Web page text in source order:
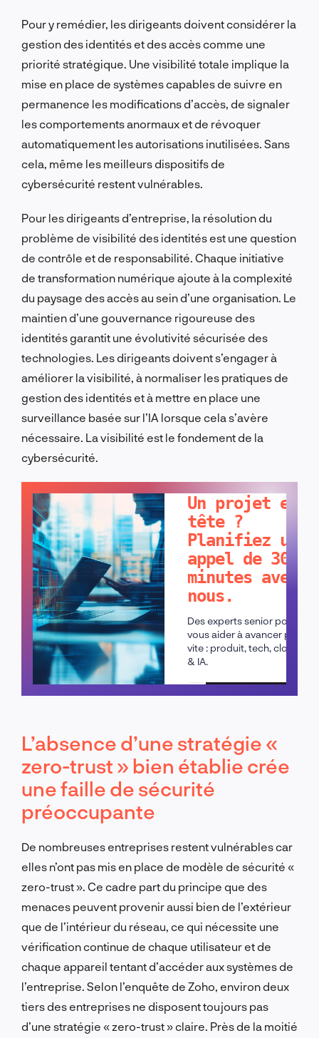
Pour y remédier, les dirigeants doivent considérer la
gestion des identités et des accès comme une
priorité stratégique. Une visibilité totale implique la
mise en place de systèmes capables de suivre en
permanence les modifications d’accès, de signaler
les comportements anormaux et de révoquer
automatiquement les autorisations inutilisées. Sans
cela, même les meilleurs dispositifs de
cybersécurité restent vulnérables.
Pour les dirigeants d’entreprise, la résolution du
problème de visibilité des identités est une question
de contrôle et de responsabilité. Chaque initiative
de transformation numérique ajoute à la complexité
du paysage des accès au sein d’une organisation. Le
maintien d’une gouvernance rigoureuse des
identités garantit une évolutivité sécurisée des
technologies. Les dirigeants doivent s’engager à
améliorer la visibilité, à normaliser les pratiques de
gestion des identités et à mettre en place une
surveillance basée sur l’IA lorsque cela s’avère
nécessaire. La visibilité est le fondement de la
cybersécurité.
Un projet en
tête ?
Planifiez un
appel de 30
minutes avec
nous.
Des experts senior pour
vous aider à avancer plus
vite : produit, tech, cloud
& IA.
Planifier un appel
L’absence d’une stratégie «
zero-trust » bien établie crée
une faille de sécurité
préoccupante
De nombreuses entreprises restent vulnérables car
elles n’ont pas mis en place de modèle de sécurité «
zero-trust ». Ce cadre part du principe que des
menaces peuvent provenir aussi bien de l’extérieur
que de l’intérieur du réseau, ce qui nécessite une
vérification continue de chaque utilisateur et de
chaque appareil tentant d’accéder aux systèmes de
l’entreprise. Selon l’enquête de Zoho, environ deux
tiers des entreprises ne disposent toujours pas
d’une stratégie « zero-trust » claire. Près de la moitié